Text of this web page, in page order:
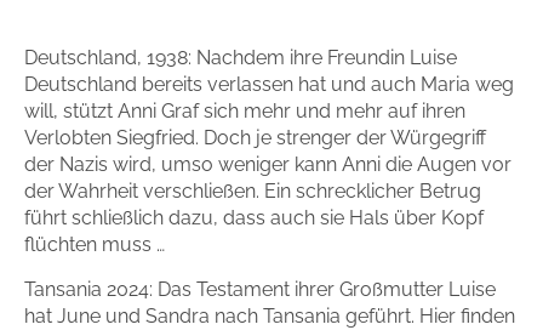
Zum Titel
Deutschland, 1938: Nachdem ihre Freundin Luise
Deutschland bereits verlassen hat und auch Maria weg
will, stützt Anni Graf sich mehr und mehr auf ihren
Verlobten Siegfried. Doch je strenger der Würgegriff
der Nazis wird, umso weniger kann Anni die Augen vor
der Wahrheit verschließen. Ein schrecklicher Betrug
führt schließlich dazu, dass auch sie Hals über Kopf
flüchten muss …
Tansania 2024: Das Testament ihrer Großmutter Luise
hat June und Sandra nach Tansania geführt. Hier finden